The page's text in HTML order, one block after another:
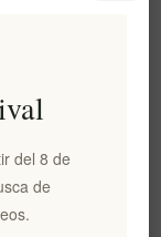
cesta de mimbre
impuestos
del 8 de
de